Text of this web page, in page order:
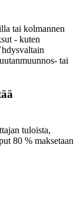
tai kolmannen
- kuten
tai
tuloista,
80 % maksetaan